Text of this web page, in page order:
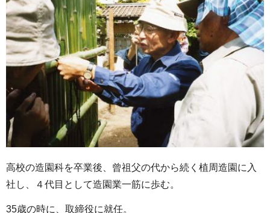
高校の造園科を卒業後、曾祖父の代から続く植周造園に入
社し、４代目として造園業一筋に歩む。
35歳の時に、取締役に就任。